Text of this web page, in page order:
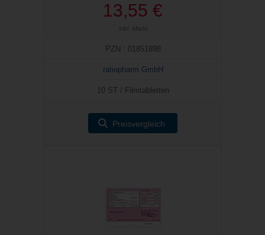
13,55 €
inkl. Mwst
PZN : 01851898
ratiopharm GmbH
10 ST / Filmtabletten
Preisvergleich